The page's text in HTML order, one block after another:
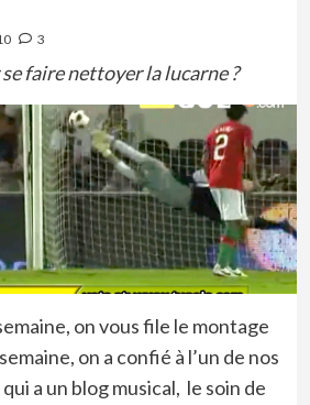
3
faire nettoyer la lucarne ?
on vous file le montage
on a confié à l’un de nos
a un blog musical, le soin de